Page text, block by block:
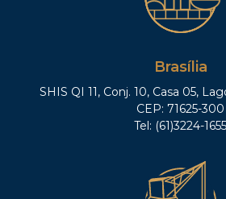
Brasília
SHIS QI 11, Conj. 10, Casa 05,
CEP: 71625-300
Tel: (61)3224-1655